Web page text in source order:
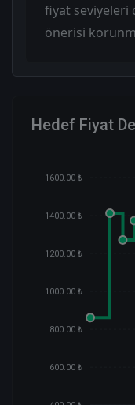
fiyat seviyeleri
önerisi
Hedef Fiyat
1600.00 ₺
1400.00 ₺
1200.00 ₺
1000.00 ₺
800.00 ₺
600.00 ₺